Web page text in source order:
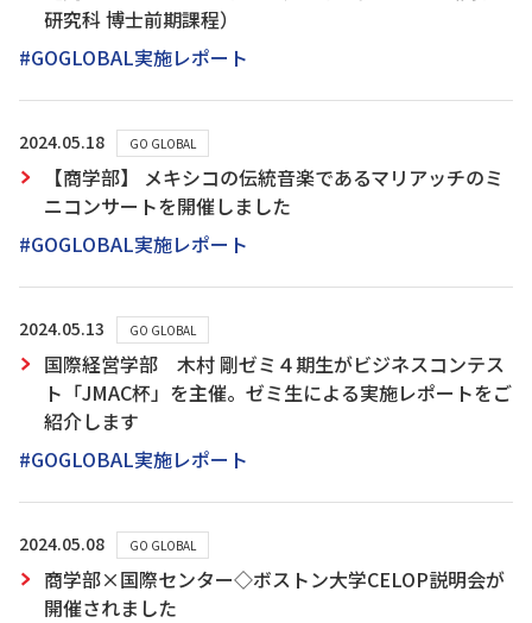
研究科 博士前期課程）
#GOGLOBAL実施レポート
2024.05.18 GO GLOBAL
【商学部】 メキシコの伝統音楽であるマリアッチのミ
ニコンサートを開催しました
#GOGLOBAL実施レポート
2024.05.13 GO GLOBAL
国際経営学部 木村 剛ゼミ４期生がビジネスコンテス
ト「JMAC杯」を主催。ゼミ生による実施レポートをご
紹介します
#GOGLOBAL実施レポート
2024.05.08 GO GLOBAL
商学部×国際センター◇ボストン大学CELOP説明会が
開催されました